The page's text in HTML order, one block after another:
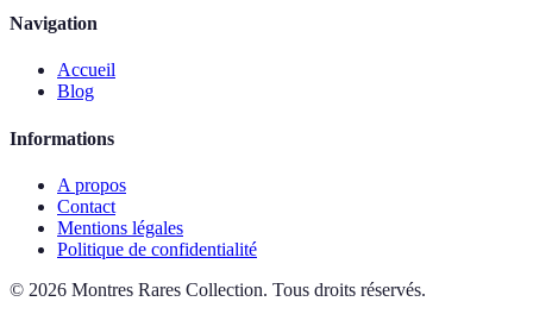
Navigation
Accueil
Blog
Informations
A propos
Contact
Mentions légales
Politique de confidentialité
© 2026 Montres Rares Collection. Tous droits réservés.